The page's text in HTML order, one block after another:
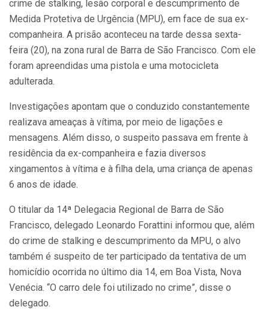
crime de stalking, lesão corporal e descumprimento de
Medida Protetiva de Urgência (MPU), em face de sua ex-
companheira. A prisão aconteceu na tarde dessa sexta-
feira (20), na zona rural de Barra de São Francisco. Com ele
foram apreendidas uma pistola e uma motocicleta
adulterada.
Investigações apontam que o conduzido constantemente
realizava ameaças à vítima, por meio de ligações e
mensagens. Além disso, o suspeito passava em frente à
residência da ex-companheira e fazia diversos
xingamentos à vítima e à filha dela, uma criança de apenas
6 anos de idade.
O titular da 14ª Delegacia Regional de Barra de São
Francisco, delegado Leonardo Forattini informou que, além
do crime de stalking e descumprimento da MPU, o alvo
também é suspeito de ter participado da tentativa de um
homicídio ocorrida no último dia 14, em Boa Vista, Nova
Venécia. “O carro dele foi utilizado no crime”, disse o
delegado.